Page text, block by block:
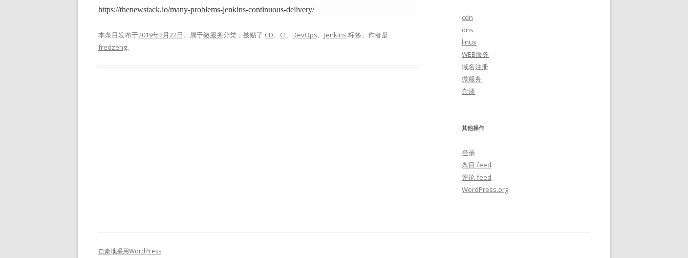
https://thenewstack.io/many-problems-jenkins-continuous-delivery/
本条目发布于2019年2月22日。属于微服务分类，被贴了 CD、 CI、 DevOps、 Jenkins 标签。 作者是
fredzeng。
cdn
dns
linux
WEB服务
域名注册
微服务
杂谈
其他操作
登录
条目 feed
评论 feed
WordPress.org
自豪地采用WordPress